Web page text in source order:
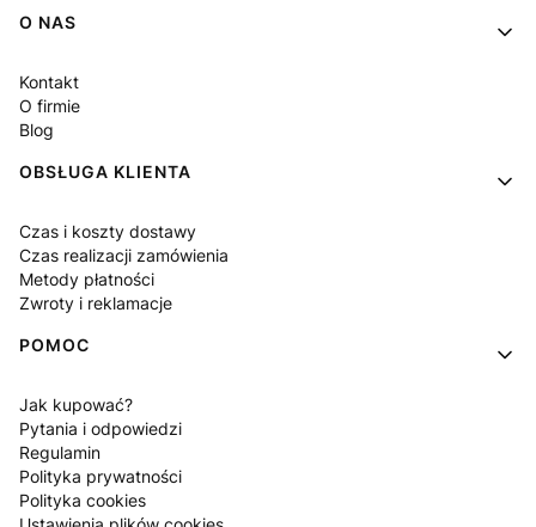
Linki w stopce
O NAS
Kontakt
O firmie
Blog
OBSŁUGA KLIENTA
Czas i koszty dostawy
Czas realizacji zamówienia
Metody płatności
Zwroty i reklamacje
POMOC
Jak kupować?
Pytania i odpowiedzi
Regulamin
Polityka prywatności
Polityka cookies